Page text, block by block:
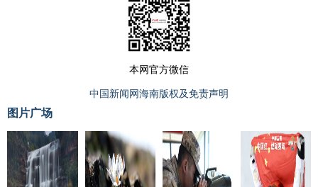
本网官方微信
中国新闻网海南版权及免责声明
图片广场